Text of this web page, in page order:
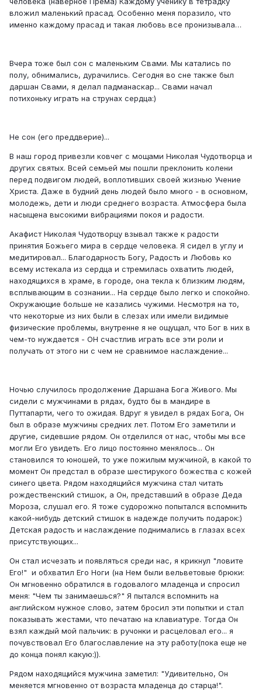
вложил маленький прасад. Особенно меня поразило, что
именно каждому прасад и такая любовь все пронизывала…
Вчера тоже был сон с маленьким Свами. Мы катались по
полу, обнимались, дурачились. Сегодня во сне также был
даршан Свами, я делал падманаскар... Свами начал
потихоньку играть на струнах сердца:)
Не сон (его преддверие)...
В наш город привезли ковчег с мощами Николая Чудотворца и
других святых. Всей семьей мы пошли преклонить колени
перед подвигом людей, воплотивших своей жизнью Учение
Христа. Даже в будний день людей было много - в основном,
молодежь, дети и люди среднего возраста. Атмосфера была
насыщена высокими вибрациями покоя и радости.
Акафист Николая Чудотворцу взывал также к радости
принятия Божьего мира в сердце человека. Я сидел в углу и
медитировал... Благодарность Богу, Радость и Любовь ко
всему истекала из сердца и стремилась охватить людей,
находящихся в храме, в городе, она текла к близким людям,
всплывающим в сознании... На сердце было легко и спокойно.
Окружающие больше не казались чужими. Несмотря на то,
что некоторые из них были в слезах или имели видимые
физические проблемы, внутренне я не ощущал, что Бог в них в
чем-то нуждается - ОН счастлив играть все эти роли и
получать от этого ни с чем не сравнимое наслаждение...
Ночью случилось продолжение Даршана Бога Живого. Мы
сидели с мужчинами в рядах, будто бы в мандире в
Путтапарти, чего то ожидая. Вдруг я увидел в рядах Бога, Он
был в образе мужчины средних лет. Потом Его заметили и
другие, сидевшие рядом. Он отделился от нас, чтобы мы все
могли Его увидеть. Его лицо постоянно менялось... Он
становился то юношей, то уже пожилым мужчиной, в какой то
момент Он предстал в образе шестирукого божества с кожей
синего цвета. Рядом находящийся мужчина стал читать
рождественский стишок, а Он, представший в образе Деда
Мороза, слушал его. Я тоже судорожно попытался вспомнить
какой-нибудь детский стишок в надежде получить подарок:)
Детская радость и наслаждение поднимались в глазах всех
присутствующих...
Он стал исчезать и появляться среди нас, я крикнул "ловите
Его!" и обхватил Его Ноги (на Нем были вельветовые брюки:
Он мгновенно обратился в годовалого младенца и спросил
меня: "Чем ты занимаешься?" Я пытался вспомнить на
английском нужное слово, затем бросил эти попытки и стал
показывать жестами, что печатаю на клавиатуре. Тогда Он
взял каждый мой пальчик: в ручонки и расцеловал его... я
почувствовал Его благославление на эту работу(пока еще не
до конца понял какую:)).
Рядом находящийся мужчина заметил: "Удивительно, Он
меняется мгновенно от возраста младенца до старца!".